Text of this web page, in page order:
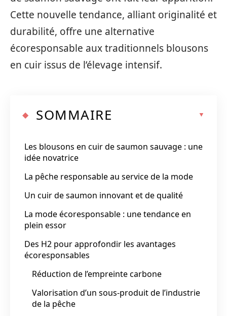
Cette nouvelle tendance, alliant originalité et
durabilité, offre une alternative
écoresponsable aux traditionnels blousons
en cuir issus de l’élevage intensif.
SOMMAIRE
Les blousons en cuir de saumon sauvage : une
idée novatrice
La pêche responsable au service de la mode
Un cuir de saumon innovant et de qualité
La mode écoresponsable : une tendance en
plein essor
Des H2 pour approfondir les avantages
écoresponsables
Réduction de l’empreinte carbone
Valorisation d’un sous-produit de l’industrie
de la pêche